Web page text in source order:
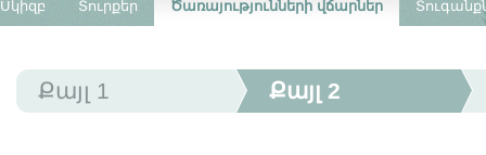
Սկիզբ Տուրքեր Ծառայությունների վճարներ
Քայլ 1 Քայլ 2